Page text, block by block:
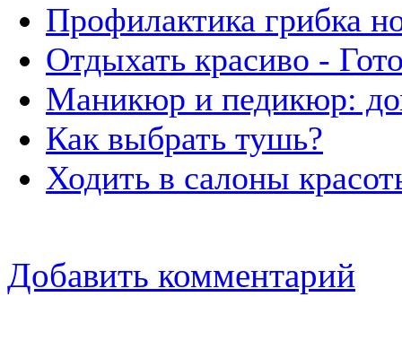
Профилактика грибка
Отдыхать красиво -
Маникюр и педикюр:
Как выбрать тушь?
Ходить в салоны
Добавить комментарий